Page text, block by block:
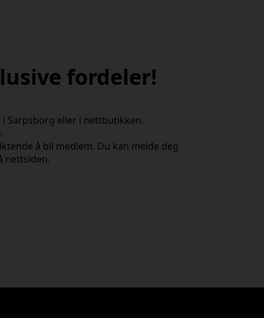
fordeler!
Sarpsborg eller i nettbutikken.
å bli medlem. Du kan melde deg
nettsiden.